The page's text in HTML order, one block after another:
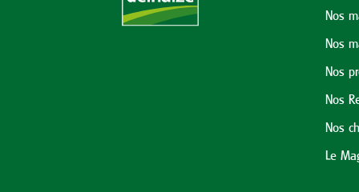
Nos
Nos
Nos
Nos
Nos
Le